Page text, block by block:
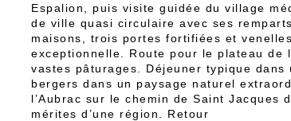
Espalion, puis visite guidée du village
de ville quasi circulaire avec ses
maisons, trois portes fortifiées et
exceptionnelle. Route pour le plateau de
vastes pâturages. Déjeuner typique
bergers dans un paysage naturel
l’Aubrac sur le chemin de Saint Jacques
mérites d’une région. Retour